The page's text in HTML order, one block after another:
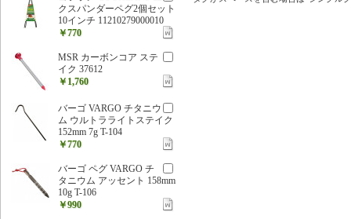
クスパンダーペグ2個セット
10インチ 11210279000010
￥770
MSR カーボンコア ステ
イク 37612
￥1,760
バーゴ VARGO チタニウ
ム ウルトラライトステイク
152mm 7g T-104
￥770
バーゴ ペグ VARGO チ
タニウム アッセント 158mm
10g T-106
￥990